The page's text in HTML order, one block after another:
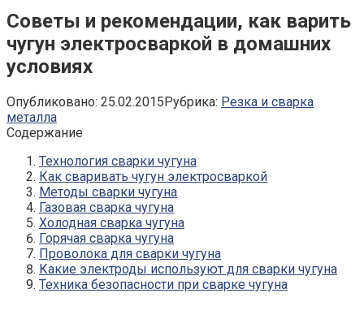
Советы и рекомендации, как варить
чугун электросваркой в домашних
условиях
Опубликовано: 25.02.2015Рубрика: Резка и сварка
металла
Содержание
Технология сварки чугуна
Как сваривать чугун электросваркой
Методы сварки чугуна
Газовая сварка чугуна
Холодная сварка чугуна
Горячая сварка чугуна
Проволока для сварки чугуна
Какие электроды используют для сварки чугуна
Техника безопасности при сварке чугуна